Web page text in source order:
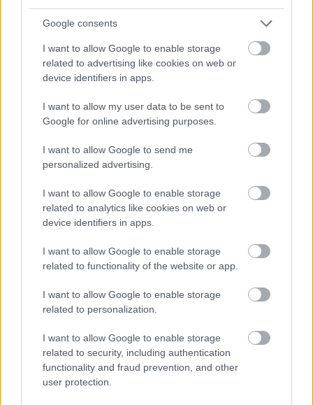
Google consents
I want to allow Google to enable storage
related to advertising like cookies on web or
device identifiers in apps.
I want to allow my user data to be sent to
Google for online advertising purposes.
I want to allow Google to send me
personalized advertising.
I want to allow Google to enable storage
related to analytics like cookies on web or
device identifiers in apps.
I want to allow Google to enable storage
related to functionality of the website or app.
I want to allow Google to enable storage
related to personalization.
I want to allow Google to enable storage
related to security, including authentication
functionality and fraud prevention, and other
user protection.
Flórián téri felüljárón
mérföldköve a felülvizsgálat
árnyékában?
AJÁNLJUK MÉG
Paks II.: Mit jelent az 5. blokk új mérföldköve a
felülvizsgálat árnyékában?